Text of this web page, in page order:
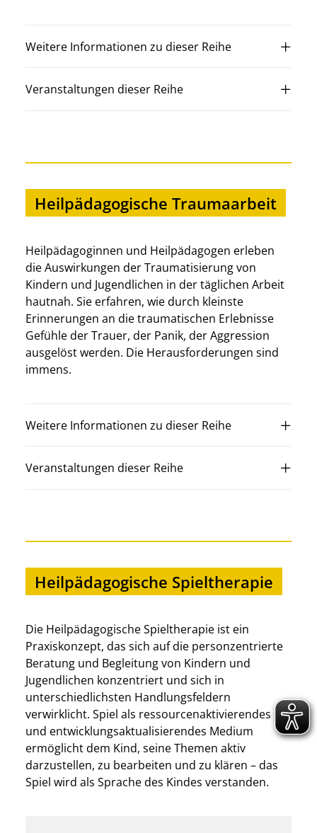
Weitere Informationen zu dieser Reihe
Veranstaltungen dieser Reihe
Heilpädagogische Traumaarbeit
Heilpädagoginnen und Heilpädagogen erleben
die Auswirkungen der Traumatisierung von
Kindern und Jugendlichen in der täglichen Arbeit
hautnah. Sie erfahren, wie durch kleinste
Erinnerungen an die traumatischen Erlebnisse
Gefühle der Trauer, der Panik, der Aggression
ausgelöst werden. Die Herausforderungen sind
immens.
Weitere Informationen zu dieser Reihe
Veranstaltungen dieser Reihe
Heilpädagogische Spieltherapie
Die Heilpädagogische Spieltherapie ist ein
Praxiskonzept, das sich auf die personzentrierte
Beratung und Begleitung von Kindern und
Jugendlichen konzentriert und sich in
unterschiedlichsten Handlungsfeldern
verwirklicht. Spiel als ressourcenaktivierendes
und entwicklungsaktualisierendes Medium
ermöglicht dem Kind, seine Themen aktiv
darzustellen, zu bearbeiten und zu klären – das
Spiel wird als Sprache des Kindes verstanden.